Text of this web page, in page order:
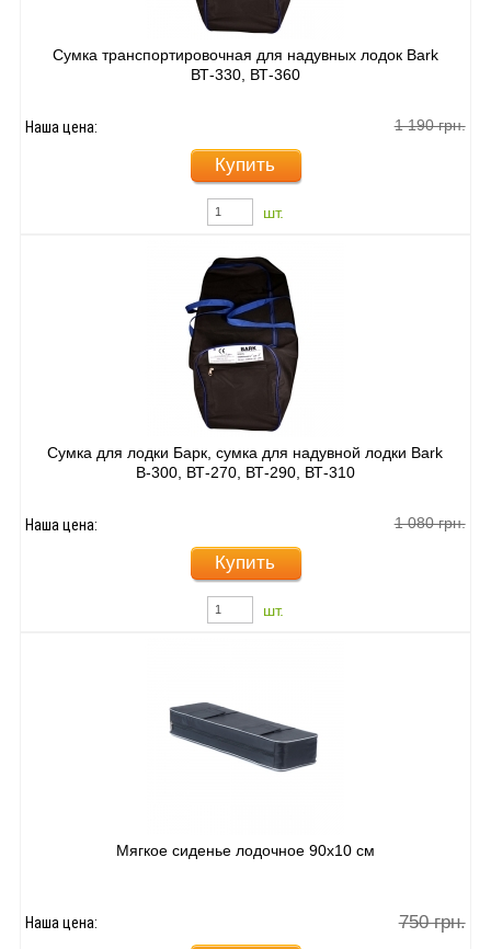
Сумка транспортировочная для надувных лодок Bark
ВТ-330, ВТ-360
1 190 грн.
Наша цена:
Купить
шт.
Сумка для лодки Барк, сумка для надувной лодки Bark
В-300, ВТ-270, ВТ-290, ВТ-310
1 080 грн.
Наша цена:
Купить
шт.
Мягкое сиденье лодочное 90х10 см
750 грн.
Наша цена: